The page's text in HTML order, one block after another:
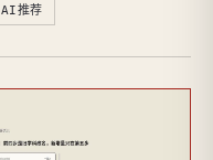
AI推荐